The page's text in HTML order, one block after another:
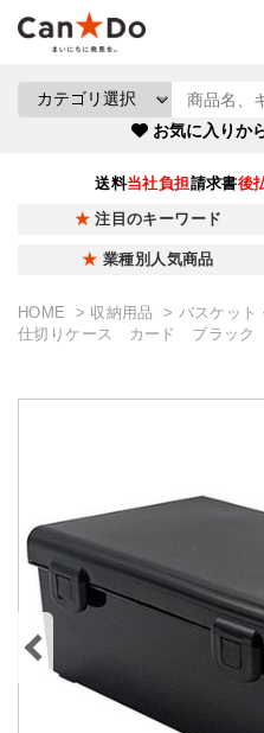
お気に入りか
送料当社負担請求書後
注目のキーワード
業種別人気商品
HOME 収納用品
バスケット
仕切りケース カード ブラック